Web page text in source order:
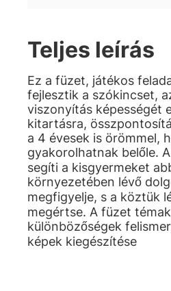
Teljes leírás
Ez a füzet, játékos
fejlesztik a szókincset,
viszonyítás képességét
kitartásra,
a 4 évesek is örömmel,
gyakorolhatnak belőle.
segíti a kisgyermeket
környezetében lévő
megfigyelje, s a köztük
megértse. A füzet
különbözőségek
képek kiegészítése